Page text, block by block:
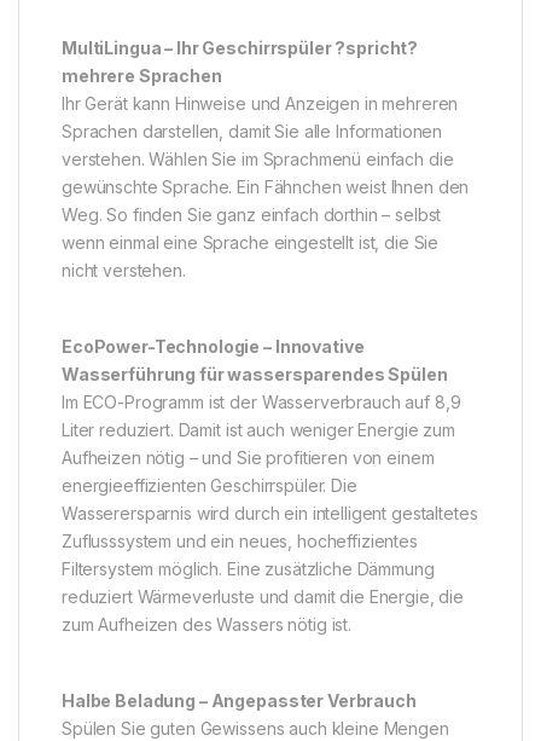
MultiLingua – Ihr Geschirrspüler ?spricht?
mehrere Sprachen
Ihr Gerät kann Hinweise und Anzeigen in mehreren
Sprachen darstellen, damit Sie alle Informationen
verstehen. Wählen Sie im Sprachmenü einfach die
gewünschte Sprache. Ein Fähnchen weist Ihnen den
Weg. So finden Sie ganz einfach dorthin – selbst
wenn einmal eine Sprache eingestellt ist, die Sie
nicht verstehen.
EcoPower-Technologie – Innovative
Wasserführung für wassersparendes Spülen
Im ECO-Programm ist der Wasserverbrauch auf 8,9
Liter reduziert. Damit ist auch weniger Energie zum
Aufheizen nötig – und Sie profitieren von einem
energieeffizienten Geschirrspüler. Die
Wasserersparnis wird durch ein intelligent gestaltetes
Zuflusssystem und ein neues, hocheffizientes
Filtersystem möglich. Eine zusätzliche Dämmung
reduziert Wärmeverluste und damit die Energie, die
zum Aufheizen des Wassers nötig ist.
Halbe Beladung – Angepasster Verbrauch
Spülen Sie guten Gewissens auch kleine Mengen